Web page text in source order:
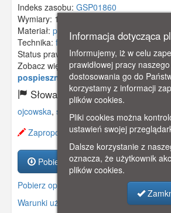
Indeks zasobu: GSP01860
Wymiary: 175 x 82 mm
Materiał: pocztówka
Technika: fotografia czarno-biała
Status prawny:Użycie Niekomercyjne
Zobacz więcej:https://
pospieszny-na-siedlcach/
Słowa kluczowe:
ojcowska, siedlce
Zaproponuj zmianę opisu.
Pobierz zasób
Pobierz opis
Warunki używania zasobów.
Informacja dotycząca
Informujemy, iż w celu
prawidłowej pracy
dostosowania go do
korzystamy z informacji
plików cookies.
Pliki cookies można
ustawień swojej
Dalsze korzystanie z
oznacza, że użytkownik
plików cookies.